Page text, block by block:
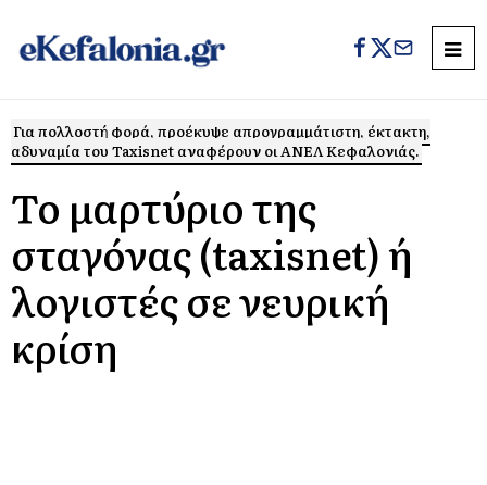
Για πολλοστή φορά, προέκυψε απρογραμμάτιστη, έκτακτη,
αδυναμία του Taxisnet αναφέρουν οι ΑΝΕΛ Κεφαλονιάς.
Το μαρτύριο της
σταγόνας (taxisnet) ή
λογιστές σε νευρική
κρίση